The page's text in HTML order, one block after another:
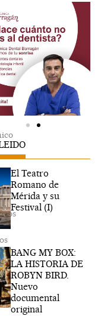
El Teatro
Romano de
Mérida y su
Festival (I)
BANG MY BOX:
LA HISTORIA DE
ROBYN BIRD.
Nuevo
documental
original